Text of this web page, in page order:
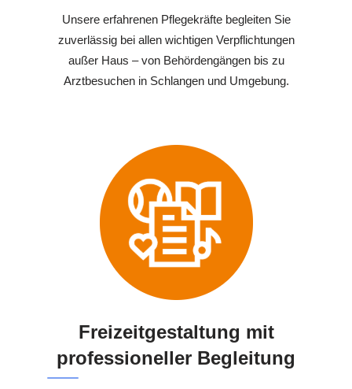
Unsere erfahrenen Pflegekräfte begleiten Sie
zuverlässig bei allen wichtigen Verpflichtungen
außer Haus – von Behördengängen bis zu
Arztbesuchen in Schlangen und Umgebung.
Freizeitgestaltung mit
professioneller Begleitung